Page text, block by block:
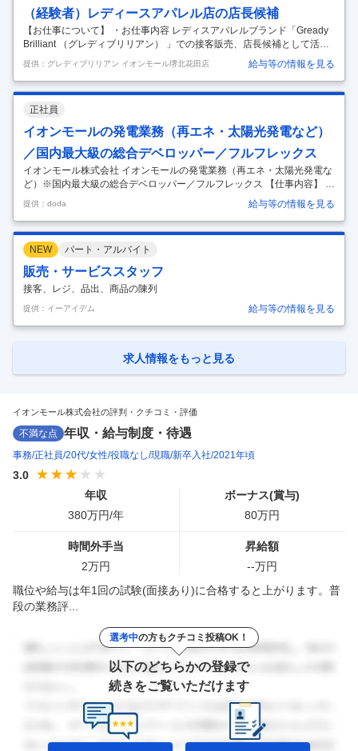
目的とした改修プロジェクトを発注者の立場でプロジェクトマネジメン
ト業務を担当していただきます。 ■具体的業務： ・商業施設における建
…
（経験者）レディースアパレル店の店長候補
【お仕事について】 ・お仕事内容 レディスアパレルブランド「Gready
Brilliant （グレディブリリアン） 」での接客販売、店長候補として活躍
してくれる方を募集します。 ＊接客・販売経験がある方の募集です。 ブ
ランクがある方もOK！ 【具体的には】 ・接客販売（お客さまの好みや
雰囲気を踏まえたうえでコーディネートのご提案） ・魅力的な売り場づ
くり ・店舗のマネジメント業務 ・スタッフの育成 ・商品管理・棚卸・
店舗清掃・整理 など 店長として幅広い業務をお任せします。 【Gready
Brilliant（グレディブリリアン）について】 高感度な大人の女性のため
のセレクトショップ。 国内外…
提供：グレディブリリアン イオンモール堺北花田店 給与等の情報を見る
正社員
イオンモールの発電業務（再エネ・太陽光発電など）
／国内最大級の総合デベロッパー／フルフレックス
イオンモール株式会社 イオンモールの発電業務（再エネ・太陽光発電な
ど）※国内最大級の総合デベロッパー／フルフレックス 【仕事内容】 イ
オンモールの発電業務（再エネ・太陽光発電など）※国内最大級の総合
デベロッパー／フルフレックス 【具体的な仕事内容】 ～国内最大級の商
業デベロッパーの発電業務ポジション／残業月10～20時間程度／フルフ
レックス／福利厚生◎～ ■採用背景： 2018年イオン脱炭素の宣言の方針
に従い、イオンモールでは「自分たちが使う電気は自分たちで地域でつ
くる」という考えに基づき、発電業務を開始しています。オンサイトと
オフサイトによる発電であり、現在は太陽光発電が中心ですが、今後は
蓄…
提供：doda 給与等の情報を見る
NEW パート・アルバイト
販売・サービススタッフ
接客、レジ、品出、商品の陳列
提供：イーアイデム 給与等の情報を見る
求人情報をもっと見る
イオンモール株式会社の評判・クチコミ・評価
不満な点 年収・給与制度・待遇
事務 正社員 20代 女性 役職なし 現職 新卒入社 2021年頃
3.0
年収
380万円/年
ボーナス(賞与)
80万円
時間外手当
2万円
昇給額
--万円
職位や給与は年1回の試験(面接あり)に合格すると上がります。普
段の業務評...
選考中の方もクチコミ投稿OK！
以下のどちらかの登録で
続きをご覧いただけます